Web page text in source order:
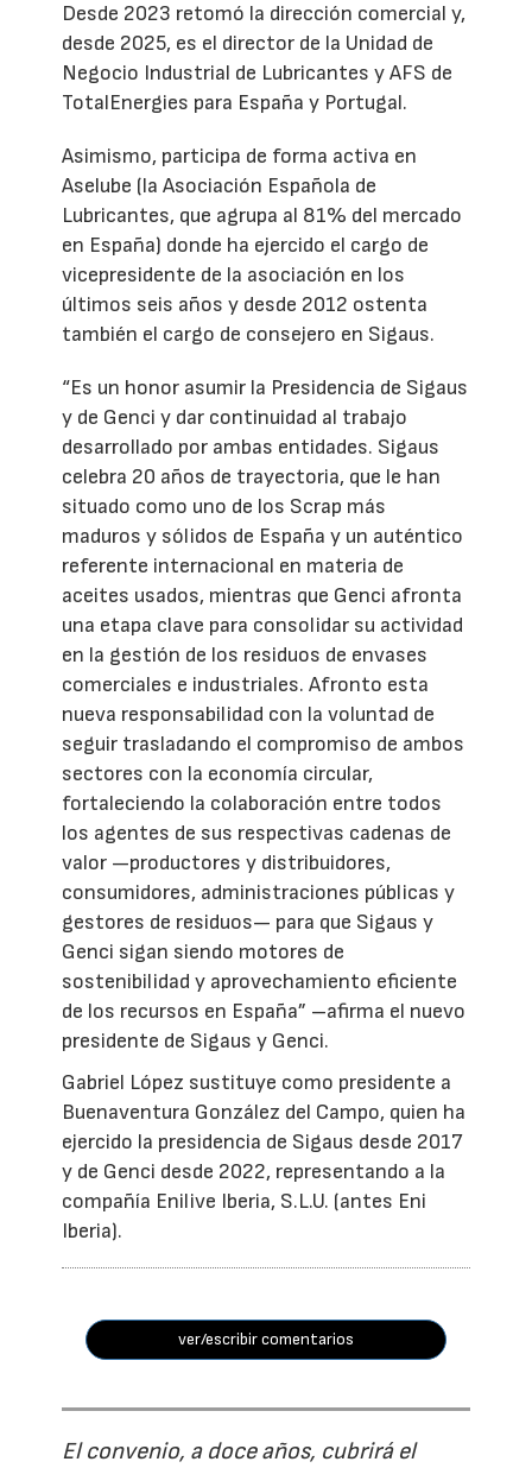
Desde 2023 retomó la dirección comercial y,
desde 2025, es el director de la Unidad de
Negocio Industrial de Lubricantes y AFS de
TotalEnergies para España y Portugal.
Asimismo, participa de forma activa en
Aselube (la Asociación Española de
Lubricantes, que agrupa al 81% del mercado
en España) donde ha ejercido el cargo de
vicepresidente de la asociación en los
últimos seis años y desde 2012 ostenta
también el cargo de consejero en Sigaus.
“Es un honor asumir la Presidencia de Sigaus
y de Genci y dar continuidad al trabajo
desarrollado por ambas entidades. Sigaus
celebra 20 años de trayectoria, que le han
situado como uno de los Scrap más
maduros y sólidos de España y un auténtico
referente internacional en materia de
aceites usados, mientras que Genci afronta
una etapa clave para consolidar su actividad
en la gestión de los residuos de envases
comerciales e industriales. Afronto esta
nueva responsabilidad con la voluntad de
seguir trasladando el compromiso de ambos
sectores con la economía circular,
fortaleciendo la colaboración entre todos
los agentes de sus respectivas cadenas de
valor —productores y distribuidores,
consumidores, administraciones públicas y
gestores de residuos— para que Sigaus y
Genci sigan siendo motores de
sostenibilidad y aprovechamiento eficiente
de los recursos en España” –afirma el nuevo
presidente de Sigaus y Genci.
Gabriel López sustituye como presidente a
Buenaventura González del Campo, quien ha
ejercido la presidencia de Sigaus desde 2017
y de Genci desde 2022, representando a la
compañía Enilive Iberia, S.L.U. (antes Eni
Iberia).
ver/escribir comentarios
El convenio, a doce años, cubrirá el